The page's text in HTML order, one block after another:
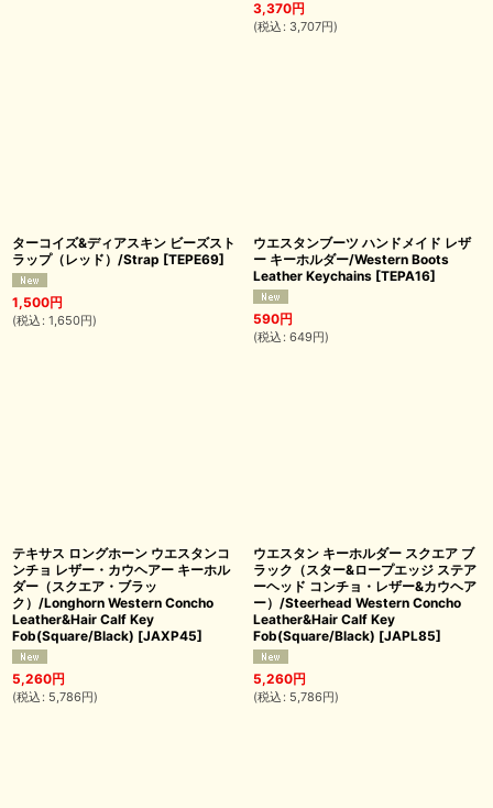
3,370円
(税込 : 3,707円)
ターコイズ&ディアスキン ビーズスト
ラップ（レッド）/Strap [TEPE69]
1,500円
(税込 : 1,650円)
ウエスタンブーツ ハンドメイド レザ
ー キーホルダー/Western Boots
Leather Keychains [TEPA16]
590円
(税込 : 649円)
テキサス ロングホーン ウエスタンコ
ンチョ レザー・カウヘアー キーホル
ダー（スクエア・ブラッ
ク）/Longhorn Western Concho
Leather&Hair Calf Key
Fob(Square/Black) [JAXP45]
5,260円
(税込 : 5,786円)
ウエスタン キーホルダー スクエア ブ
ラック（スター&ロープエッジ ステア
ーヘッド コンチョ・レザー&カウヘア
ー）/Steerhead Western Concho
Leather&Hair Calf Key
Fob(Square/Black) [JAPL85]
5,260円
(税込 : 5,786円)